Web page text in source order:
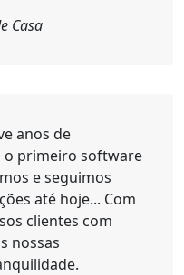
Casa
anos de
o primeiro software
e seguimos
até hoje... Com
clientes com
nossas